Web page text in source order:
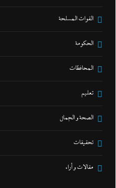
القوات المسلحة
الحكومة
المحافظات
تعليم
الصحة و الجمال
تحقيقات
مقالات و أراء